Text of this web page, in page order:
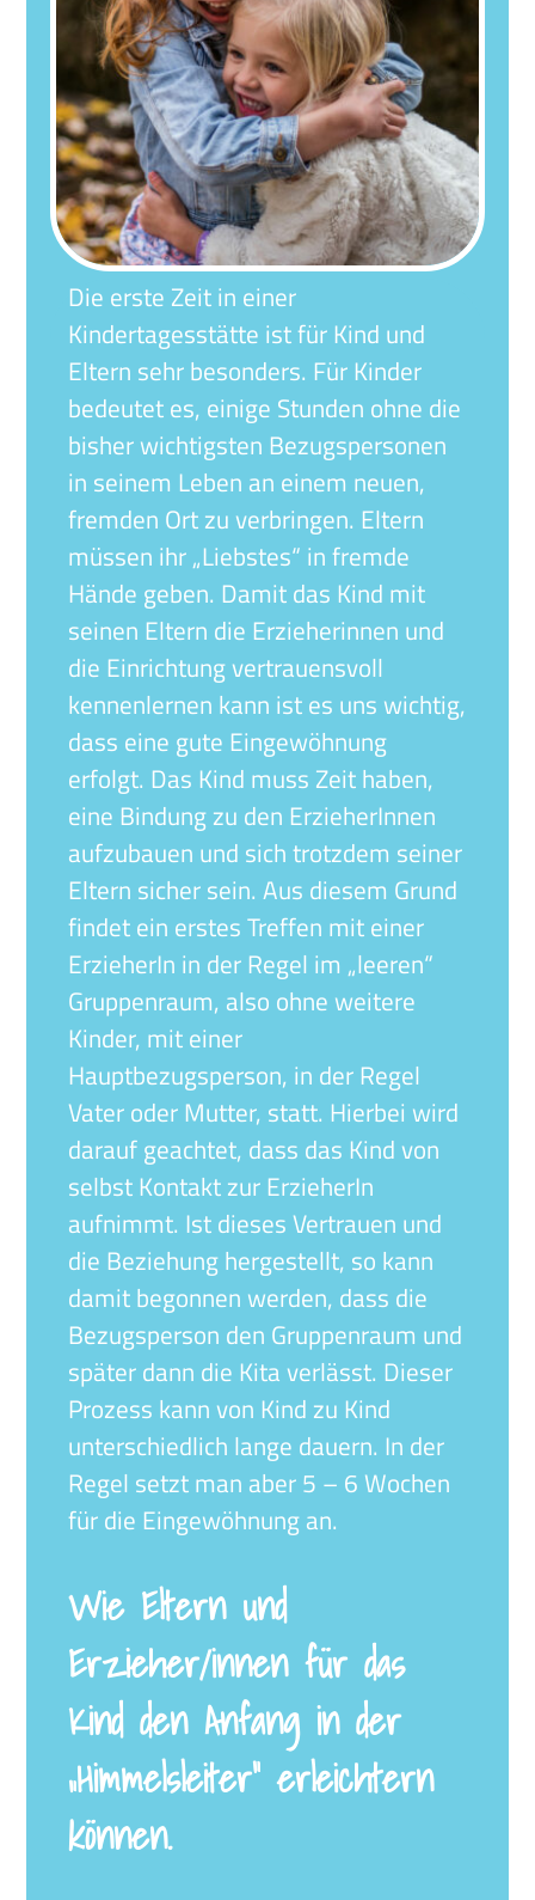
Die erste Zeit in einer
Kindertagesstätte ist für Kind und
Eltern sehr besonders. Für Kinder
bedeutet es, einige Stunden ohne die
bisher wichtigsten Bezugspersonen
in seinem Leben an einem neuen,
fremden Ort zu verbringen. Eltern
müssen ihr „Liebstes“ in fremde
Hände geben. Damit das Kind mit
seinen Eltern die Erzieherinnen und
die Einrichtung vertrauensvoll
kennenlernen kann ist es uns wichtig,
dass eine gute Eingewöhnung
erfolgt. Das Kind muss Zeit haben,
eine Bindung zu den ErzieherInnen
aufzubauen und sich trotzdem seiner
Eltern sicher sein. Aus diesem Grund
findet ein erstes Treffen mit einer
ErzieherIn in der Regel im „leeren“
Gruppenraum, also ohne weitere
Kinder, mit einer
Hauptbezugsperson, in der Regel
Vater oder Mutter, statt. Hierbei wird
darauf geachtet, dass das Kind von
selbst Kontakt zur ErzieherIn
aufnimmt. Ist dieses Vertrauen und
die Beziehung hergestellt, so kann
damit begonnen werden, dass die
Bezugsperson den Gruppenraum und
später dann die Kita verlässt. Dieser
Prozess kann von Kind zu Kind
unterschiedlich lange dauern. In der
Regel setzt man aber 5 – 6 Wochen
für die Eingewöhnung an.
Wie Eltern und
Erzieher/innen für das
Kind den Anfang in der
„Himmelsleiter“ erleichtern
können.